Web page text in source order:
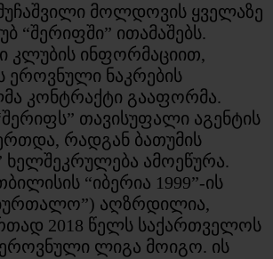
მოლდოვის ყველაზე
“შერიფში” ითამაშებს.
კლუბის ინფორმაციით,
ნაკრების
კონტრაქტი გააფორმა.
თავისუფალი აგენტის
რადგან ბათუმის
ხელშეკრულება ამოეწურა.
“იბერია 1999”-ის
აღზრდილია,
2018 წელს საქართველოს
ლიგა მოიგო. ის